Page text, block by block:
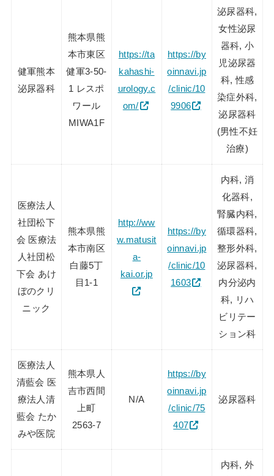
健軍熊本
泌尿器科
熊本県熊
本市東区
健軍3-50-
1 レスポ
ワール
MIWA1F
https://ta
kahashi-
urology.c
om/
https://by
oinnavi.jp
/clinic/10
9906
泌尿器科,
女性泌尿
器科, 小
児泌尿器
科, 性感
染症外科,
泌尿器科
(男性不妊
治療)
医療法人
社団松下
会 医療法
人社団松
下会 あけ
ぼのクリ
ニック
熊本県熊
本市南区
白藤5丁
目1-1
http://ww
w.matusit
a-
kai.or.jp
https://by
oinnavi.jp
/clinic/10
1603
内科, 消
化器科,
腎臓内科,
循環器科,
整形外科,
泌尿器科,
内分泌内
科, リハ
ビリテー
ション科
医療法人
清藍会 医
療法人清
藍会 たか
みや医院
熊本県人
吉市西間
上町
2563-7
N/A
https://by
oinnavi.jp
/clinic/75
407
泌尿器科
内科, 外